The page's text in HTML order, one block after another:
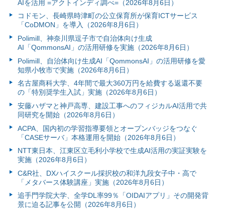
AIを活用 =アクトインディ調べ=（2026年8月6日）
コドモン、長崎県時津町の公立保育所が保育ICTサービス
「CoDMON」を導入（2026年8月6日）
Polimill、神奈川県逗子市で自治体向け生成
AI「QommonsAI」の活用研修を実施（2026年8月6日）
Polimill、自治体向け生成AI「QommonsAI」の活用研修を愛
知県小牧市で実施（2026年8月6日）
名古屋商科大学、4年間で最大360万円を給費する返還不要
の「特別奨学生入試」実施（2026年8月6日）
安藤ハザマと神戸高専、建設工事へのフィジカルAI活用で共
同研究を開始（2026年8月6日）
ACPA、国内初の学習指導要領とオープンバッジをつなぐ
「CASEサーバ」本格運用を開始（2026年8月6日）
NTT東日本、江東区立毛利小学校で生成AI活用の実証実験を
実施（2026年8月6日）
C&R社、DXハイスクール採択校の和洋九段女子中・高で
「メタバース体験講座」実施（2026年8月6日）
追手門学院大学、全学DL率99％「OIDAIアプリ」その開発背
景に迫る記事を公開（2026年8月6日）